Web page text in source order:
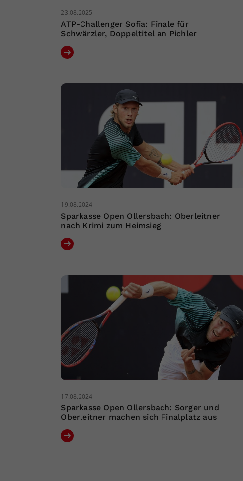
23.08.2025
ATP-Challenger Sofia: Finale für
Schwärzler, Doppeltitel an Pichler
19.08.2024
Sparkasse Open Ollersbach: Oberleitner
nach Krimi zum Heimsieg
17.08.2024
Sparkasse Open Ollersbach: Sorger und
Oberleitner machen sich Finalplatz aus